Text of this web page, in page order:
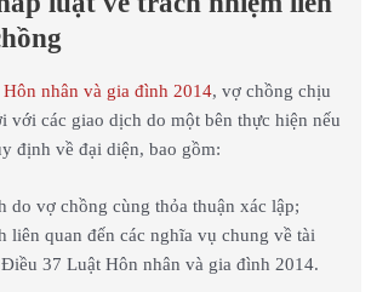
nhân và gia đình 2014, vợ chồng chịu
với các giao dịch do một bên thực hiện nếu
định về đại diện, bao gồm:
do vợ chồng cùng thỏa thuận xác lập;
liên quan đến các nghĩa vụ chung về tài
Điều 37 Luật Hôn nhân và gia đình 2014.